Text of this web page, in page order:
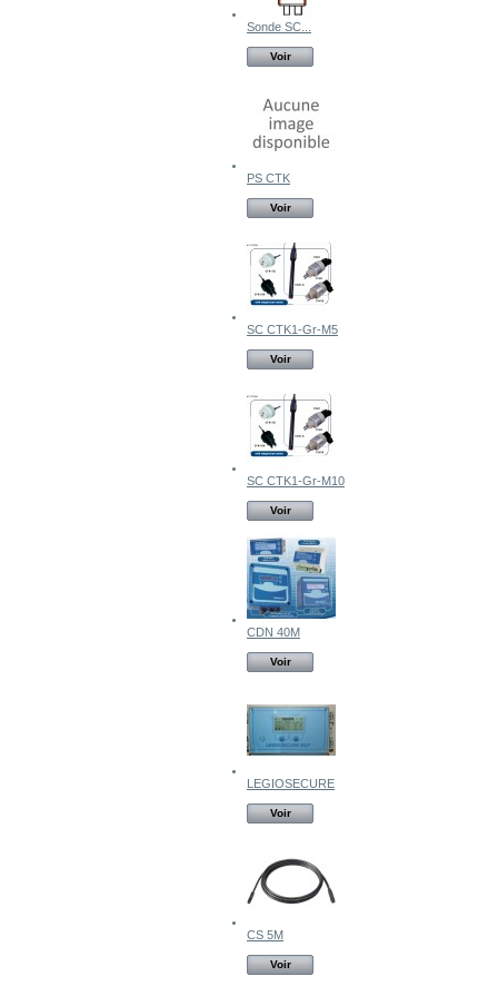
Sonde SC...
Voir
PS CTK
Voir
SC CTK1-Gr-M5
Voir
SC CTK1-Gr-M10
Voir
CDN 40M
Voir
LEGIOSECURE
Voir
CS 5M
Voir